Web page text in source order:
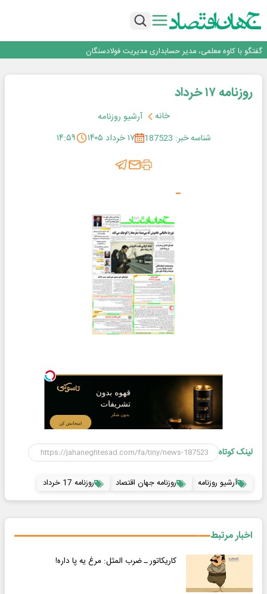
فولاد مبارکه اصفهان
تجدیدپذیر با حضور استاندار اصفهان
گفتگو با کاوه معلمی، مدیر حسابداری مدیریت فولادسنگان
فولاد در تله قیمت‌گذاری دستوری
روزنامه ۱۷ خرداد
خانه
آرشیو روزنامه
شناسه خبر: 187523
۱۷ خرداد ۱۴۰۵ ۱۴:۵۹
لینک کوتاه
آرشیو روزنامه روزنامه جهان اقتصاد روزنامه 17 خرداد
اخبار مرتبط
کاریکاتور ـ ضرب المثل: مرغ یه پا داره!